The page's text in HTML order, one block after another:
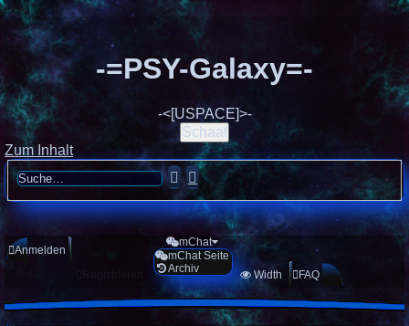
-=PSY-Galaxy=-
-<[USPACE]>-
Schaaf
Zum Inhalt
SucheErweiterte
Suche
Anmelden
mChat
mChat Seite
Archiv
Width FAQ